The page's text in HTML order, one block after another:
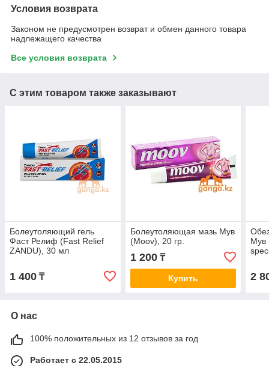
Условия возврата
Законом не предусмотрен возврат и обмен данного товара
надлежащего качества
Все условия возврата
С этим товаром также заказывают
Болеутоляющий гель
Фаст Релиф (Fast Relief
ZANDU), 30 мл
1 400 ₸
Болеутоляющая мазь Мув
(Moov), 20 гр.
1 200₸
Купить
Мув
2
О нас
100% положительных из 12 отзывов за год
Работает с 22.05.2015